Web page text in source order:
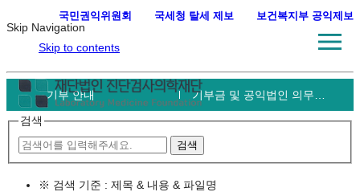
Skip Navigation
Skip to contents
기부 안내
검색
※ 검색 기준 : 제목 & 내용 & 파일명
국민권익위원회 국세청 탈세 제보 보건복지부 공익제보